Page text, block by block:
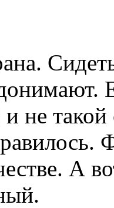
и не
А